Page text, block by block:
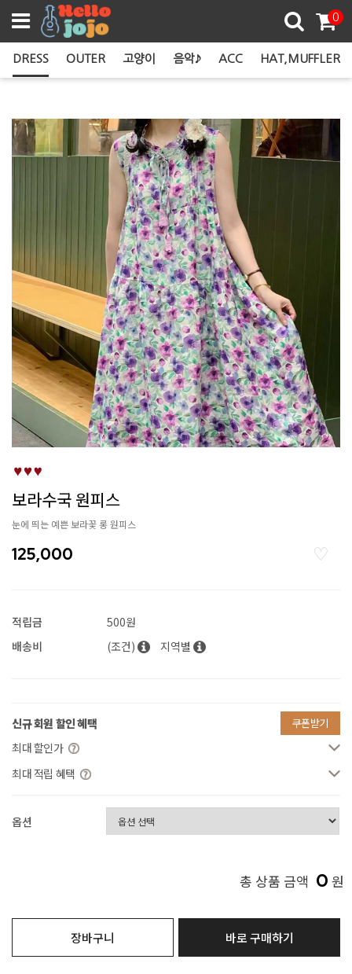
0
DRESS OUTER 고양이 음악♪ ACC HAT,MUFFLER
보라수국 원피스
눈에 띄는 예쁜 보라꽃 롱 원피스
125,000
적립금
500원
배송비
(조건) 지역별
신규 회원 할인 혜택 쿠폰받기
최대 할인가
최대 적립 혜택
옵션
총 상품 금액 0 원
장바구니 바로 구매하기